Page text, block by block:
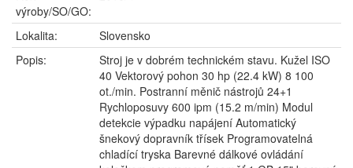
výroby/SO/GO:
Lokalita:
Slovensko
Popis:
Stroj je v dobrém technickém stavu. Kužel ISO
40 Vektorový pohon 30 hp (22.4 kW) 8 100
ot./min. Postranní měnič nástrojů 24+1
Rychloposuvy 600 ipm (15.2 m/min) Modul
detekcie výpadku napájení Automatický
šnekový dopravník třísek Programovatelná
chladící tryska Barevné dálkové ovládání